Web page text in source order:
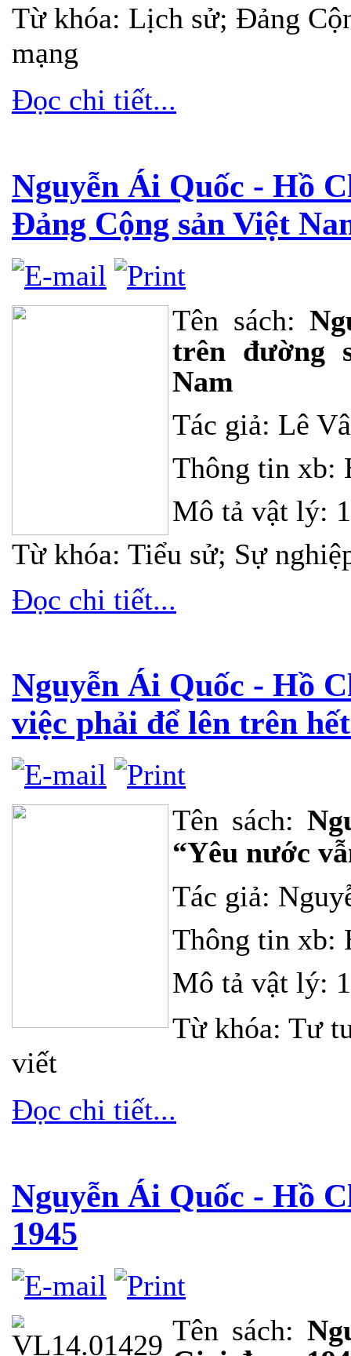
Từ khóa: Lịch sử; Đảng
mạng
Đọc chi tiết...
Nguyễn Ái Quốc - Hồ
Đảng Cộng sản Việt
Tên sách:
trên đường
Nam
Tác giả: Lê
Thông tin xb:
Mô tả vật lý:
Từ khóa: Tiểu sử; Sự
Đọc chi tiết...
Nguyễn Ái Quốc - Hồ
việc phải để lên trên
Tên sách:
“Yêu nước
Tác giả:
Thông tin xb:
Mô tả vật lý:
Từ khóa: Tư
viết
Đọc chi tiết...
Nguyễn Ái Quốc - Hồ
1945
Tên sách: